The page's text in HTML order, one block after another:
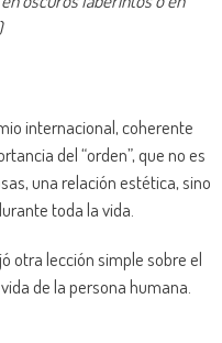
internacional, coherente
del “orden”, que no es
una relación estética, sino
toda la vida.
otra lección simple sobre el
de la persona humana.